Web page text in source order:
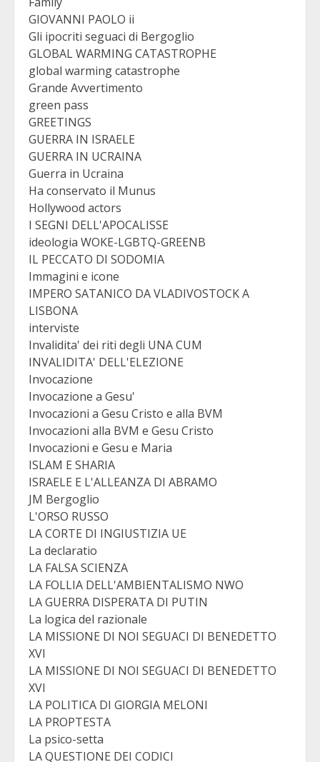
GIOVANNI PAOLO ii
Gli ipocriti seguaci di Bergoglio
GLOBAL WARMING CATASTROPHE
global warming catastrophe
Grande Avvertimento
green pass
GREETINGS
GUERRA IN ISRAELE
GUERRA IN UCRAINA
Guerra in Ucraina
Ha conservato il Munus
Hollywood actors
I SEGNI DELL'APOCALISSE
ideologia WOKE-LGBTQ-GREENB
IL PECCATO DI SODOMIA
Immagini e icone
IMPERO SATANICO DA VLADIVOSTOCK A
LISBONA
interviste
Invalidita' dei riti degli UNA CUM
INVALIDITA' DELL'ELEZIONE
Invocazione
Invocazione a Gesu'
Invocazioni a Gesu Cristo e alla BVM
Invocazioni alla BVM e Gesu Cristo
Invocazioni e Gesu e Maria
ISLAM E SHARIA
ISRAELE E L'ALLEANZA DI ABRAMO
JM Bergoglio
L'ORSO RUSSO
LA CORTE DI INGIUSTIZIA UE
La declaratio
LA FALSA SCIENZA
LA FOLLIA DELL'AMBIENTALISMO NWO
LA GUERRA DISPERATA DI PUTIN
La logica del razionale
LA MISSIONE DI NOI SEGUACI DI BENEDETTO
XVI
LA MISSIONE DI NOI SEGUACI DI BENEDETTO
XVI
LA POLITICA DI GIORGIA MELONI
LA PROPTESTA
La psico-setta
LA QUESTIONE DEI CODICI